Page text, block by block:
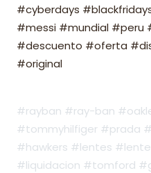
#cyberdays
#messi #mundial #peru
#descuento #oferta
#original
#rayban #ray-ban
#tommyhilfiger #prada
#hawkers #lentes
#liquidacion #tomford